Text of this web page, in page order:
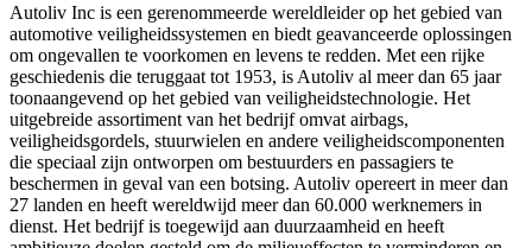
Autoliv Inc is een gerenommeerde wereldleider op het gebied van
automotive veiligheidssystemen en biedt geavanceerde oplossingen
om ongevallen te voorkomen en levens te redden. Met een rijke
geschiedenis die teruggaat tot 1953, is Autoliv al meer dan 65 jaar
toonaangevend op het gebied van veiligheidstechnologie. Het
uitgebreide assortiment van het bedrijf omvat airbags,
veiligheidsgordels, stuurwielen en andere veiligheidscomponenten
die speciaal zijn ontworpen om bestuurders en passagiers te
beschermen in geval van een botsing. Autoliv opereert in meer dan
27 landen en heeft wereldwijd meer dan 60.000 werknemers in
dienst. Het bedrijf is toegewijd aan duurzaamheid en heeft